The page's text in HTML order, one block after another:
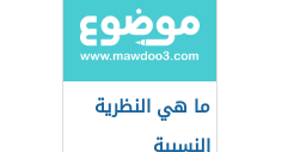
ما هي النظرية